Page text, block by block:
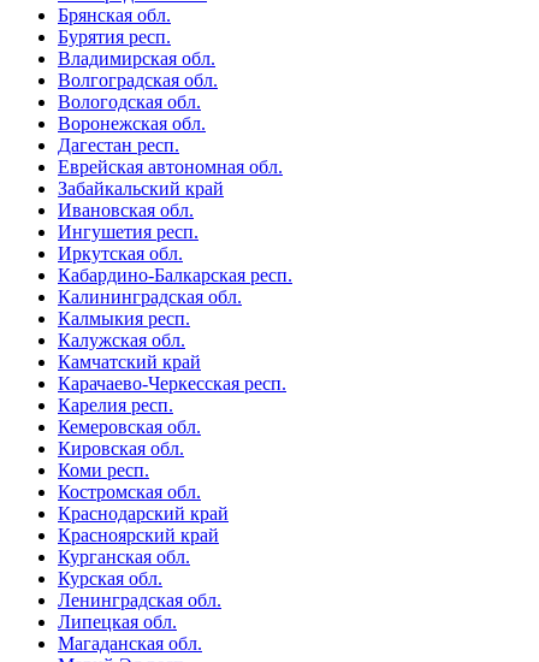
Брянская обл.
Бурятия респ.
Владимирская обл.
Волгоградская обл.
Вологодская обл.
Воронежская обл.
Дагестан респ.
Еврейская автономная обл.
Забайкальский край
Ивановская обл.
Ингушетия респ.
Иркутская обл.
Кабардино-Балкарская респ.
Калининградская обл.
Калмыкия респ.
Калужская обл.
Камчатский край
Карачаево-Черкесская респ.
Карелия респ.
Кемеровская обл.
Кировская обл.
Коми респ.
Костромская обл.
Краснодарский край
Красноярский край
Курганская обл.
Курская обл.
Ленинградская обл.
Липецкая обл.
Магаданская обл.